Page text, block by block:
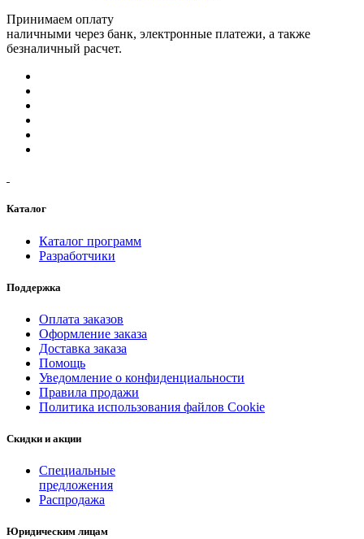
Принимаем оплату
наличными через банк, электронные платежи, а также
безналичный расчет.
Каталог
Каталог программ
Разработчики
Поддержка
Оплата заказов
Оформление заказа
Доставка заказа
Помощь
Уведомление о конфиденциальности
Правила продажи
Политика использования файлов Cookie
Скидки и акции
Специальные
предложения
Распродажа
Юридическим лицам